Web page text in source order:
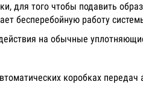
для того чтобы подавить
бесперебойную работу
на обычные
коробках передач